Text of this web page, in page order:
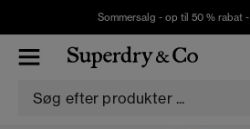
Sommersalg - op til 50 % rabat -